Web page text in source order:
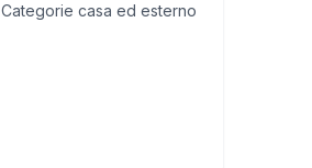
Categorie casa ed esterno